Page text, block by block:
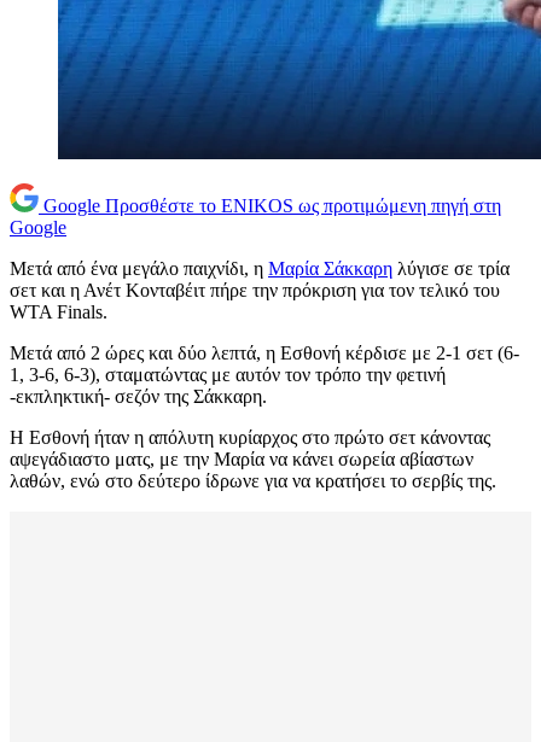
Google Προσθέστε το ENIKOS ως προτιμώμενη πηγή στη
Google
Μετά από ένα μεγάλο παιχνίδι, η Μαρία Σάκκαρη λύγισε σε τρία
σετ και η Ανέτ Κονταβέιτ πήρε την πρόκριση για τον τελικό του
WTA Finals.
Μετά από 2 ώρες και δύο λεπτά, η Εσθονή κέρδισε με 2-1 σετ (6-
1, 3-6, 6-3), σταματώντας με αυτόν τον τρόπο την φετινή
-εκπληκτική- σεζόν της Σάκκαρη.
Η Εσθονή ήταν η απόλυτη κυρίαρχος στο πρώτο σετ κάνοντας
αψεγάδιαστο ματς, με την Μαρία να κάνει σωρεία αβίαστων
λαθών, ενώ στο δεύτερο ίδρωνε για να κρατήσει το σερβίς της.